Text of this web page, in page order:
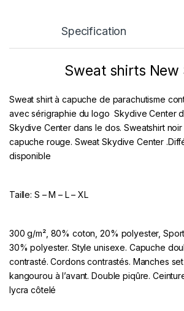
Specification
Sweat shirts New
Sweat shirt à capuche de parachutisme
avec sérigraphie du logo Skydive Center
Skydive Center dans le dos. Sweatshirt
capuche rouge. Sweat Skydive Center
disponible
Taille: S – M – L – XL
300 g/m², 80% coton, 20% polyester,
30% polyester. Style unisexe. Capuche
contrasté. Cordons contrastés. Manches
kangourou à l’avant. Double piqûre.
lycra côtelé